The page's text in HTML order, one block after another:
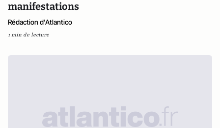
manifestations
Rédaction d'Atlantico
1 min de lecture